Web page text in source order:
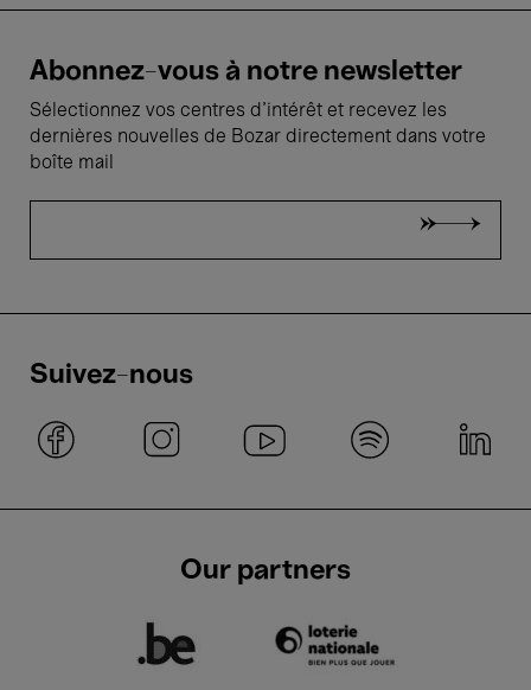
Abonnez-vous à notre newsletter
Sélectionnez vos centres d'intérêt et recevez les
dernières nouvelles de Bozar directement dans votre
boîte mail
Suivez-nous
Our partners